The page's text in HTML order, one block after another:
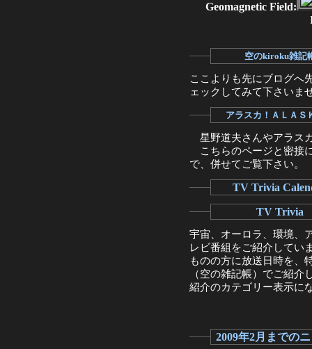
Geomagnetic Field:
空のkiroku雑記
ここよりも先にブログへ
ェックしてみて下さいま
アラスカ！ＡＬＡＳ
星野道夫さんやアラス
こちらのページと密接
で、併せてご覧下さい。
TV Trivia
TV Trivia
宇宙、オーロラ、環境、
レビ番組をご紹介してい
ものの方に放送日時を、
（空の雑記帳）でご紹
紹介のカテゴリー表示に
2009年2月までの